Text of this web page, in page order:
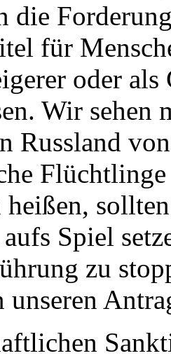
die
für
oder als
Wir sehen
Russland
Flüchtlinge
Spiel
zu
unseren